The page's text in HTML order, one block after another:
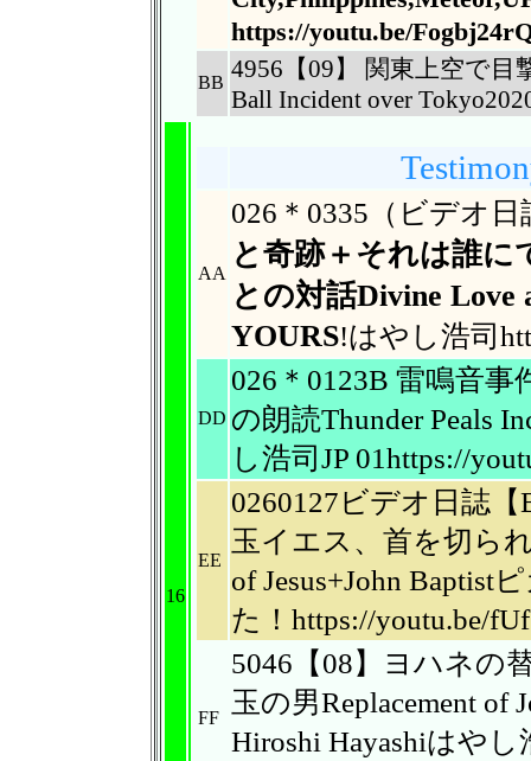
https://youtu.be/
BB 4956【09】 関東上空で
Ball Incident over
16
AA
026＊0335（ビデオ
と奇跡＋それは誰に
との対話Divine Love
YOURS!はやし浩司
DD
026＊0123B 雷鳴音
の朗読Thunder Peals
し浩司JP 01https://
EE
0260127ビデオ日誌
玉イエス、首を切ら
of Jesus+John Baptist
た！https://youtu.be/
FF
5046【08】ヨハネの
玉の男Replacement of
Hiroshi Hayashiはやし